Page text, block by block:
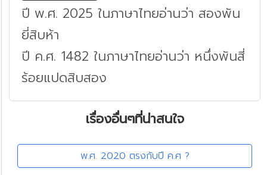
ปี พ.ศ. 2025 ในภาษาไทยอ่านว่า สองพัน
ยี่สิบห้า
ปี ค.ศ. 1482 ในภาษาไทยอ่านว่า หนึ่งพันสี่
ร้อยแปดสิบสอง
เรื่องอื่นๆที่น่าสนใจ
พ.ศ. 2020 ตรงกับปี ค.ศ ?